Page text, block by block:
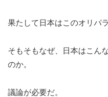
果たして日本はこのオリパ
そもそもなぜ、日本はこん
のか。
議論が必要だ。